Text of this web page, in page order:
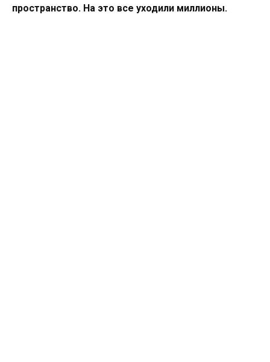
пространство. На это все уходили миллионы.